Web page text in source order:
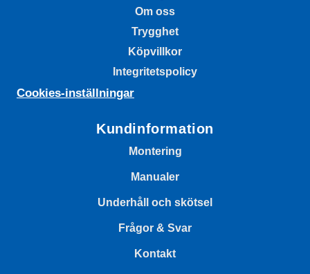
Om oss
Trygghet
Köpvillkor
Integritetspolicy
Cookies-inställningar
Kundinformation
Montering
Manualer
Underhåll och skötsel
Frågor & Svar
Kontakt